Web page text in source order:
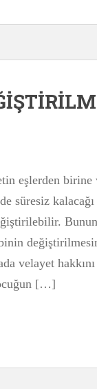
eşlerden
süresiz
velayet
[…]